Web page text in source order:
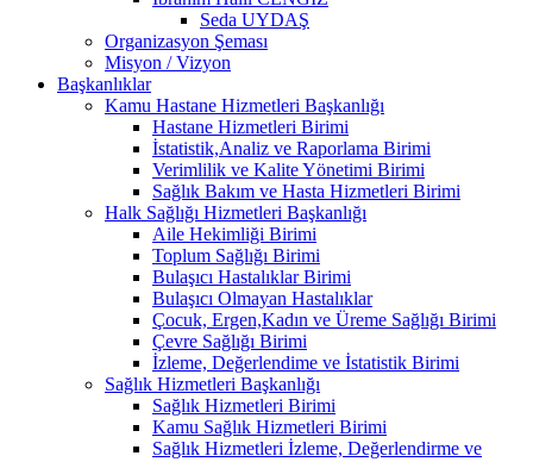
Seda UYDAŞ
Organizasyon Şeması
Misyon / Vizyon
Başkanlıklar
Kamu Hastane Hizmetleri Başkanlığı
Hastane Hizmetleri Birimi
İstatistik,Analiz ve Raporlama Birimi
Verimlilik ve Kalite Yönetimi Birimi
Sağlık Bakım ve Hasta Hizmetleri Birimi
Halk Sağlığı Hizmetleri Başkanlığı
Aile Hekimliği Birimi
Toplum Sağlığı Birimi
Bulaşıcı Hastalıklar Birimi
Bulaşıcı Olmayan Hastalıklar
Çocuk, Ergen,Kadın ve Üreme Sağlığı Birimi
Çevre Sağlığı Birimi
İzleme, Değerlendime ve İstatistik Birimi
Sağlık Hizmetleri Başkanlığı
Sağlık Hizmetleri Birimi
Kamu Sağlık Hizmetleri Birimi
Sağlık Hizmetleri İzleme, Değerlendirme ve